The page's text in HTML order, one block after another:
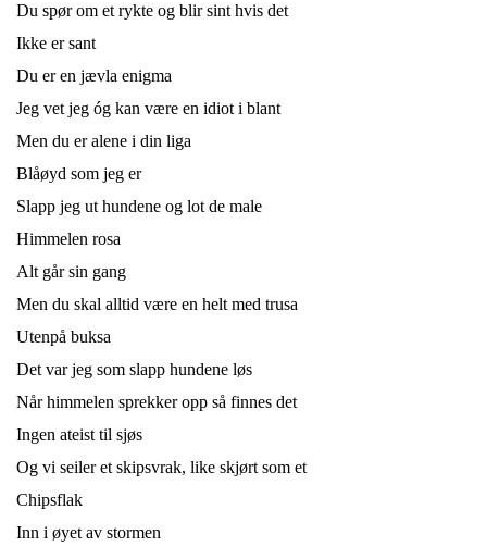
Du spør om et rykte og blir sint hvis det
Ikke er sant
Du er en jævla enigma
Jeg vet jeg óg kan være en idiot i blant
Men du er alene i din liga
Blåøyd som jeg er
Slapp jeg ut hundene og lot de male
Himmelen rosa
Alt går sin gang
Men du skal alltid være en helt med trusa
Utenpå buksa
Det var jeg som slapp hundene løs
Når himmelen sprekker opp så finnes det
Ingen ateist til sjøs
Og vi seiler et skipsvrak, like skjørt som et
Chipsflak
Inn i øyet av stormen